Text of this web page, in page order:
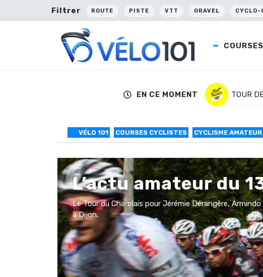
Filtrer ROUTE PISTE VTT GRAVEL CYCLO-
COURSES
EN CE MOMENT TOUR
VÉLO 101 COURSES CYCLISTES CYCLISME AMATEUR
L’actu amateur du
Le Tour du Charolais pour Jérémie Dérangère,
à Dijon.